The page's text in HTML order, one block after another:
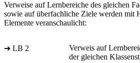
Verweise auf Lernbereiche des gleichen
sowie auf überfachliche Ziele werden mit
Elemente veranschaulicht:
➔ LB 2
Verweis auf
der gleichen